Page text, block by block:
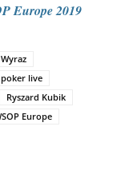
Europe 2019
poker live
Ryszard Kubik
Europe